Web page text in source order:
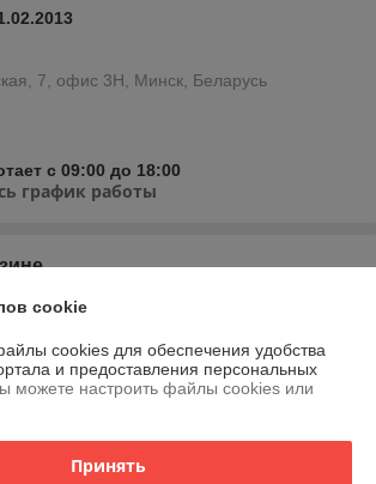
7, офис 3Н, Минск, Беларусь
с 09:00 до 18:00
график работы
всё время
09.04.2026
Отлично
cookie
cookies для обеспечения удобства
и предоставления персональных
можете настроить файлы cookies или
Принять